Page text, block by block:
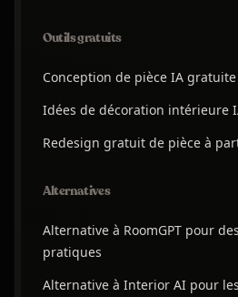
Outils gratuits
Conception de pièce IA
Idées de décoration intérieure
Redesign gratuit de pièce à
Alternatives
Alternative à RoomGPT pour
pratiques
Alternative à Interior AI pour